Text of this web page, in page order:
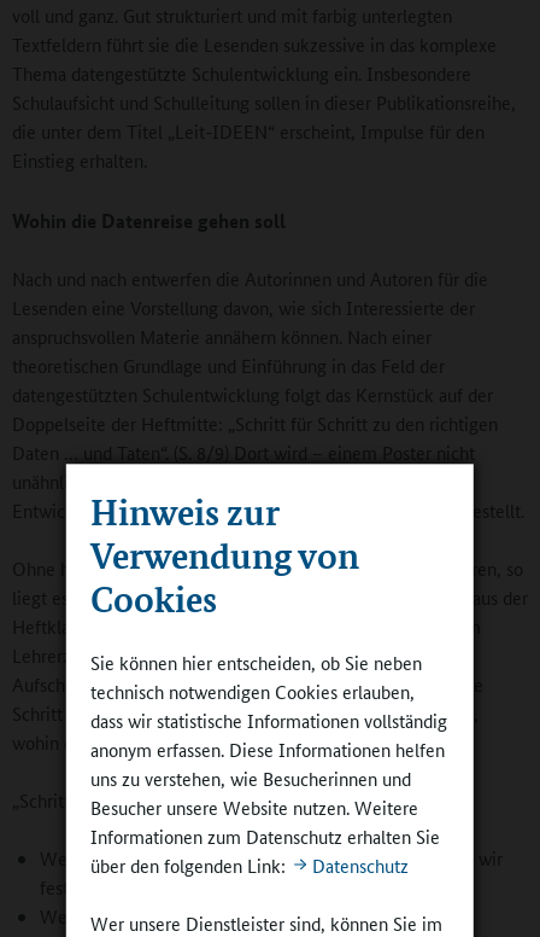
Hinweis zur
Verwendung von
Cookies
Sie können hier entscheiden, ob Sie neben
technisch notwendigen Cookies erlauben,
dass wir statistische Informationen vollständig
anonym erfassen. Diese Informationen helfen
uns zu verstehen, wie Besucherinnen und
Besucher unsere Website nutzen. Weitere
Informationen zum Datenschutz erhalten Sie
über den folgenden Link:
Datenschutz
Wer unsere Dienstleister sind, können Sie im
voll und ganz. Gut strukturiert und mit farbig unterlegten
Textfeldern führt sie die Lesenden sukzessive in das komplexe
Thema datengestützte Schulentwicklung ein. Insbesondere
Schulaufsicht und Schulleitung sollen in dieser Publikationsreihe,
die unter dem Titel „Leit-IDEEN“ erscheint, Impulse für den
Einstieg erhalten.
Wohin die Datenreise gehen soll
Nach und nach entwerfen die Autorinnen und Autoren für die
Lesenden eine Vorstellung davon, wie sich Interessierte der
anspruchsvollen Materie annähern können. Nach einer
theoretischen Grundlage und Einführung in das Feld der
datengestützten Schulentwicklung folgt das Kernstück auf der
Doppelseite der Heftmitte: „Schritt für Schritt zu den richtigen
Daten … und Taten“. (S. 8/9) Dort wird – einem Poster nicht
unähnlich – der Prozess, der in sieben Schritten durch das
Entwicklungsvorhaben führt, verständlich und markant dargestellt.
Ohne hier dazu aufrufen zu wollen, die Broschüre zu zerstören, so
liegt es doch nahe, die Doppelseite im Mittelteil vorsichtig aus der
Heftklammerung zu lösen und gut sichtbar an eine Wand im
Lehrerzimmer zu pinnen – so gut gelungen ist die
Aufschlüsselung. Jeder durch blau-grüne Farbtöne unterlegte
Schritt regt durch Fragen dazu an, sich präzise zu überlegen,
wohin die Datenreise eigentlich gehen soll. Zwei Beispiele:
„Schritt 2: Datenerhebung vorbereiten"
Welche Daten brauchen wir? Welche Indikatoren legen wir
fest?
Welche Daten liegen uns bereits vor?